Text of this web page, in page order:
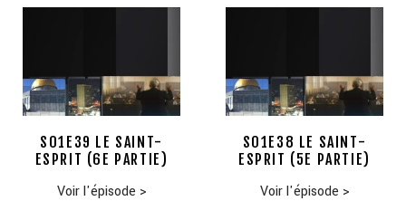
S01E39 LE SAINT-
ESPRIT (6E PARTIE)
Voir l'épisode >
S01E38 LE SAINT-
ESPRIT (5E PARTIE)
Voir l'épisode >